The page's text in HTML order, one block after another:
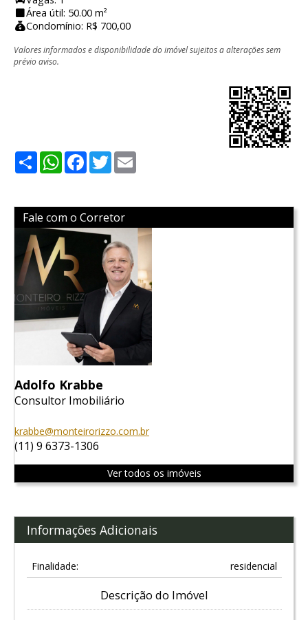
Área útil: 50.00 m²
Condomínio: R$ 700,00
Valores informados e disponibilidade do imóvel sujeitos a alterações sem
prévio aviso.
ShareWhatsApp
Facebook
Twitter
Fale com o Corretor
Adolfo Krabbe
Consultor Imobiliário
krabbe@monteirorizzo.com.br
(11) 9 6373-1306
Ver todos os imóveis
Informações Adicionais
Finalidade: residencial
Descrição do Imóvel